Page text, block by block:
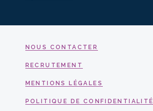
NOUS CONTACTER
RECRUTEMENT
MENTIONS LÉGALES
POLITIQUE DE CONFIDENTIALITÉ